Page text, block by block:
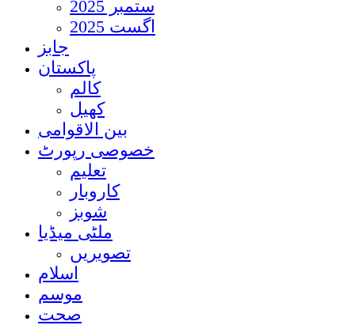
ستمبر 2025
اگست 2025
جابز
پاکستان
کالم
کھیل
بین الاقوامی
خصوصی رپورٹ
تعلیم
کاروبار
شوبز
ملٹی میڈیا
تصویریں
اسلام
موسم
صحت